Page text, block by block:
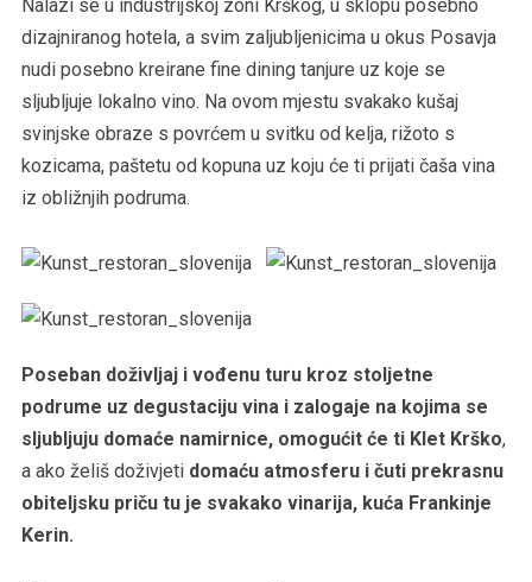
Nalazi se u industrijskoj zoni Krškog, u sklopu posebno
dizajniranog hotela, a svim zaljubljenicima u okus Posavja
nudi posebno kreirane fine dining tanjure uz koje se
sljubljuje lokalno vino. Na ovom mjestu svakako kušaj
svinjske obraze s povrćem u svitku od kelja, rižoto s
kozicama, paštetu od kopuna uz koju će ti prijati čaša vina
iz obližnjih podruma.
Poseban doživljaj i vođenu turu kroz stoljetne
podrume uz degustaciju vina i zalogaje na kojima se
sljubljuju domaće namirnice, omogućit će ti Klet Krško,
a ako želiš doživjeti domaću atmosferu i čuti prekrasnu
obiteljsku priču tu je svakako vinarija, kuća Frankinje
Kerin.